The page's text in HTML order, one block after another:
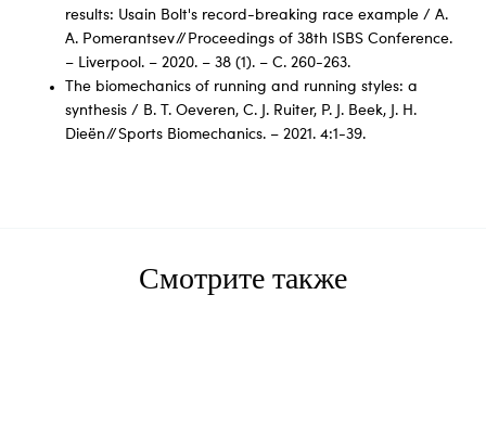
results: Usain Bolt's record-breaking race example / A.
A. Pomerantsev // Proceedings of 38th ISBS Conference.
– Liverpool. – 2020. – 38 (1). – C. 260-263.
The biomechanics of running and running styles: a
synthesis / B. T. Oeveren, C. J. Ruiter, P. J. Beek, J. H.
Dieën // Sports Biomechanics. – 2021. 4:1-39.
Смотрите также